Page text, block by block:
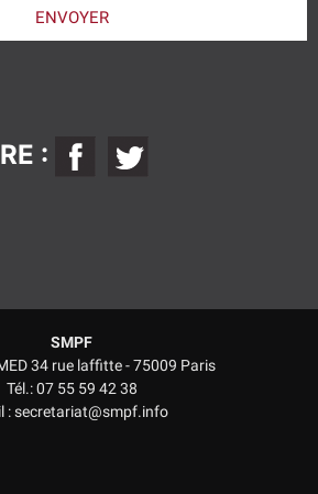
ENVOYER
:
SMPF
34 rue laffitte - 75009 Paris
Tél.: 07 55 59 42 38
: secretariat@smpf.info